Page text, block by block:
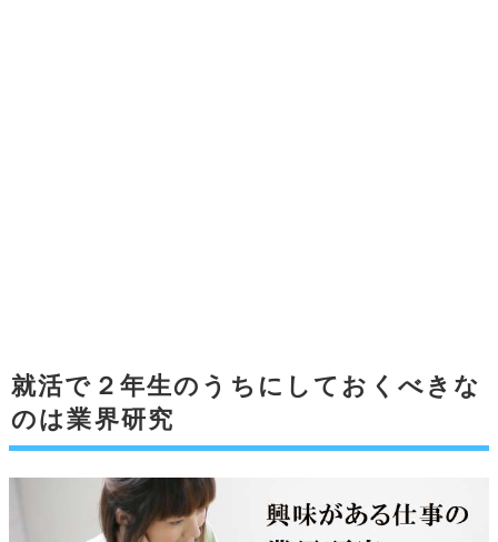
就活で２年生のうちにしておくべきな
のは業界研究